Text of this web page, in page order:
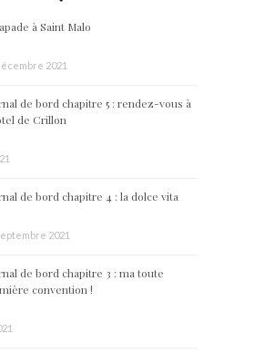
à Saint Malo
2021
de bord chapitre 5 : rendez-vous à
de Crillon
de bord chapitre 4 : la dolce vita
2021
de bord chapitre 3 : ma toute
convention !